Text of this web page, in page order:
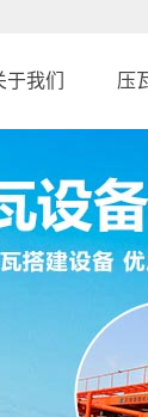
于我们
企业文化
压
25 米
860
820